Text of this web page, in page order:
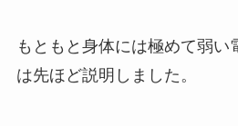
もともと身体には極めて弱い
は先ほど説明しました。